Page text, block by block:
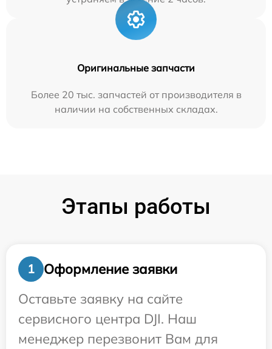
Оригинальные запчасти
Более 20 тыс. запчастей от производителя в
наличии на собственных складах.
Этапы работы
1
Оформление заявки
Оставьте заявку на сайте
сервисного центра DJI. Наш
менеджер перезвонит Вам для